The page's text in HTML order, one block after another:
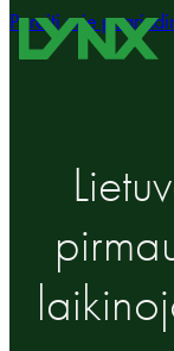
Pereiti prie